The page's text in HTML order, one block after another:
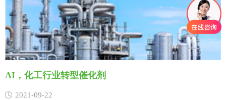
AI，化工行业转型催化剂
2021-09-22